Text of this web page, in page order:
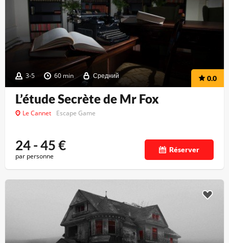
3-5 60 min Средний 0.0
L’étude Secrète de Mr Fox
Le Cannet Escape Game
24 - 45€
par personne
Réserver